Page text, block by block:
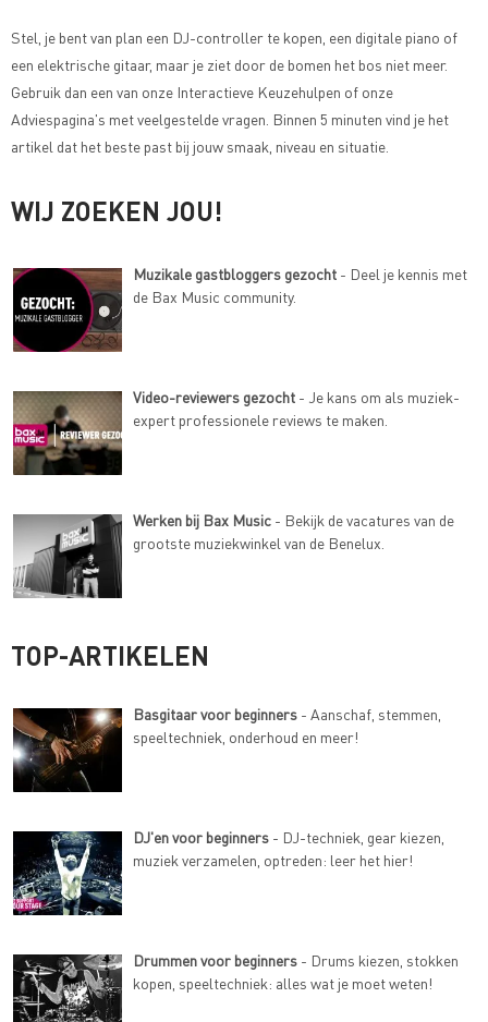
Stel, je bent van plan een DJ-controller te kopen, een digitale piano of
een elektrische gitaar, maar je ziet door de bomen het bos niet meer.
Gebruik dan een van onze Interactieve Keuzehulpen of onze
Adviespagina's met veelgestelde vragen . Binnen 5 minuten vind je het
artikel dat het beste past bij jouw smaak, niveau en situatie.
WIJ ZOEKEN JOU!
Muzikale gastbloggers gezocht - Deel je kennis met
de Bax Music community.
Video-reviewers gezocht - Je kans om als muziek-
expert professionele reviews te maken.
Werken bij Bax Music - Bekijk de vacatures van de
grootste muziekwinkel van de Benelux.
TOP-ARTIKELEN
Basgitaar voor beginners - Aanschaf, stemmen,
speeltechniek, onderhoud en meer!
DJ'en voor beginners - DJ-techniek, gear kiezen,
muziek verzamelen, optreden: leer het hier!
Drummen voor beginners - Drums kiezen, stokken
kopen, speeltechniek: alles wat je moet weten!